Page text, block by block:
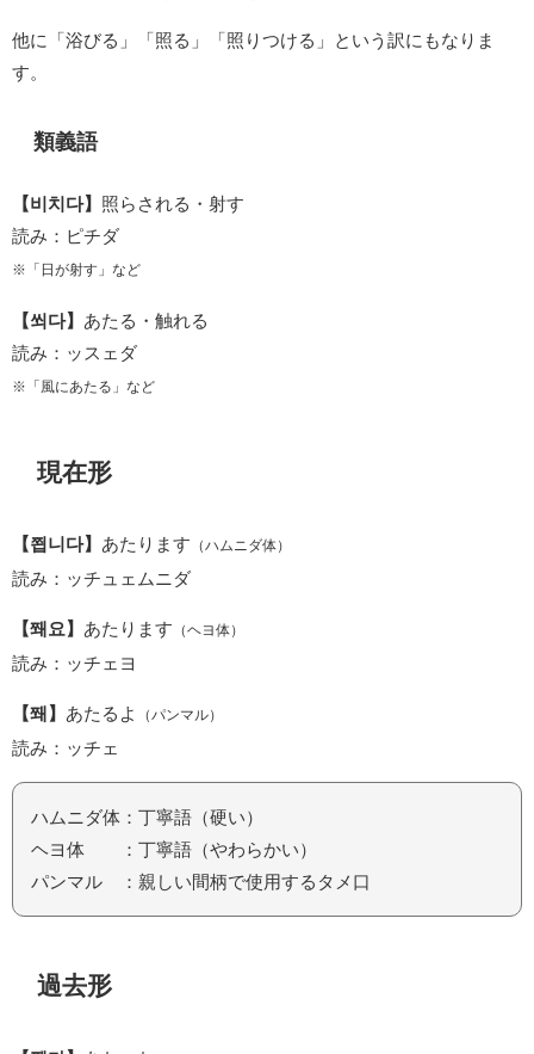
他に「浴びる」「照る」「照りつける」という訳にもなりま
す。
類義語
【비치다】 照らされる・射す
読み：ピチダ
※「日が射す」など
【쐬다】 あたる・触れる
読み：ッスェダ
※「風にあたる」など
現在形
【쬡니다】 あたります （ハムニダ体）
読み：ッチュェムニダ
【쫴요】 あたります （ヘヨ体）
読み：ッチェヨ
【쫴】 あたるよ （パンマル）
読み：ッチェ
ハムニダ体：丁寧語（硬い）
ヘヨ体 ：丁寧語（やわらかい）
パンマル ：親しい間柄で使用するタメ口
過去形